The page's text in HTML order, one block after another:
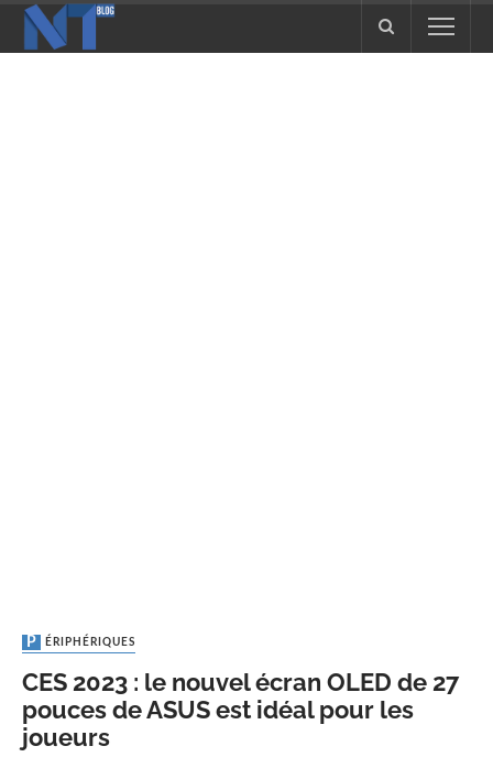
PÉRIPHÉRIQUES
CES 2023 : le nouvel écran OLED de 27
pouces de ASUS est idéal pour les
joueurs